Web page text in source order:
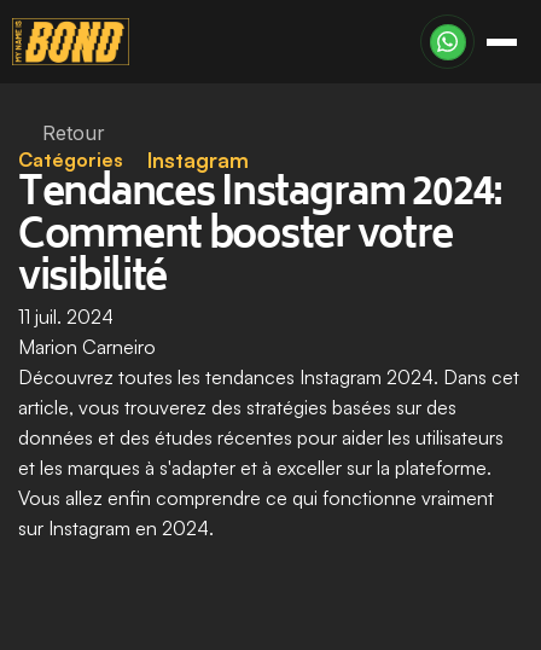
Retour
Catégories
Instagram
Tendances Instagram 2024:
Comment booster votre
visibilité
11 juil. 2024
Marion Carneiro
Découvrez toutes les tendances Instagram 2024. Dans cet
article, vous trouverez des stratégies basées sur des
données et des études récentes pour aider les utilisateurs
et les marques à s'adapter et à exceller sur la plateforme.
Vous allez enfin comprendre ce qui fonctionne vraiment
sur Instagram en 2024.